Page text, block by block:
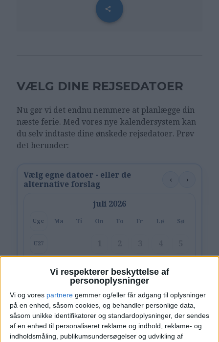
Vi respekterer beskyttelse af
personoplysninger
Vi og vores partnere gemmer og/eller får adgang til oplysninger
på en enhed, såsom cookies, og behandler personlige data,
såsom unikke identifikatorer og standardoplysninger, der sendes
af en enhed til personaliseret reklame og indhold, reklame- og
indholdsmåling, publikumsundersøgelser og udvikling af
VÆLG DINE REJSEDATOER
Nu gør vi det endnu nemmere at planlægge din
næste ferie. Med vores nye kalendersystem kan
du selv indtaste dine ønskede rejsedatoer. Prøv
det herunder:
Vælg egne datoer - eller de
alternative forslag
‹ ›
juli 2026
Uge Ma Ti On To Fr Lø Sø
U27
17
20 21 22 23 24 25 26
U31 27 28 29 30 31